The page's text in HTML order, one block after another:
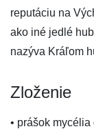
reputáciu na
ako iné jedlé
nazýva Kráľom
Zloženie
• prášok